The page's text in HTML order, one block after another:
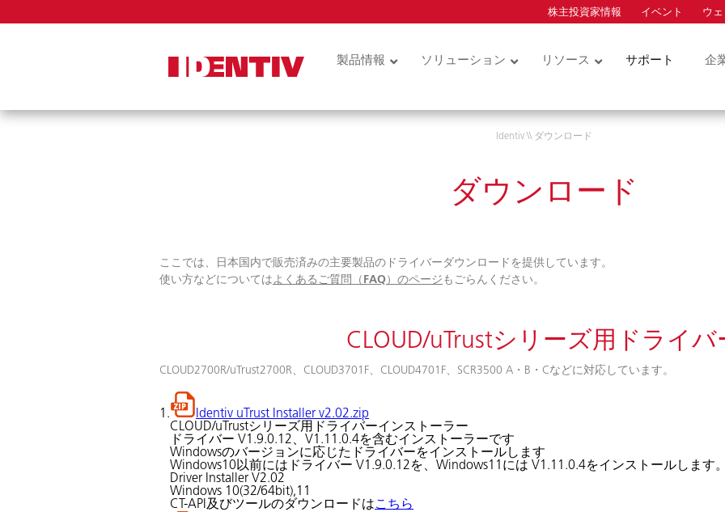
株主投資家情報 イベント ウ
製品情報
論理アクセスコントロー
物理アクセスコントロー
ルとビデオ
ハードウェア
技術インテグレーション
ドアホン
クレデンシャル
ル用クレデンシャル
ソリューション リソース サポート 企
Identiv\\ ダウンロード
ダウンロード
ここでは、日本国内で販売済みの主要製品のドライバーダウンロードを提供しています。
使い方などについては よくあるご質問（FAQ）のページ もごらんください。
CLOUD/uTrustシリーズ用ドライバ
CLOUD2700R/uTrust2700R、CLOUD3701F、CLOUD4701F、SCR3500 A・B・Cなどに対応しています。
1.
Identiv uTrust Installer v2.02.zip
CLOUD/uTrustシリーズ用ドライバーインストーラー
ドライバー V1.9.0.12、V1.11.0.4を含むインストーラーです
Windowsのバージョンに応じたドライバーをインストールします
Windows10以前にはドライバー V1.9.0.12を、Windows11には V1.11.0.4をインストールします。
Driver Installer V2.02
Windows 10(32/64bit),11
CT-API及びツールのダウンロードはこちら